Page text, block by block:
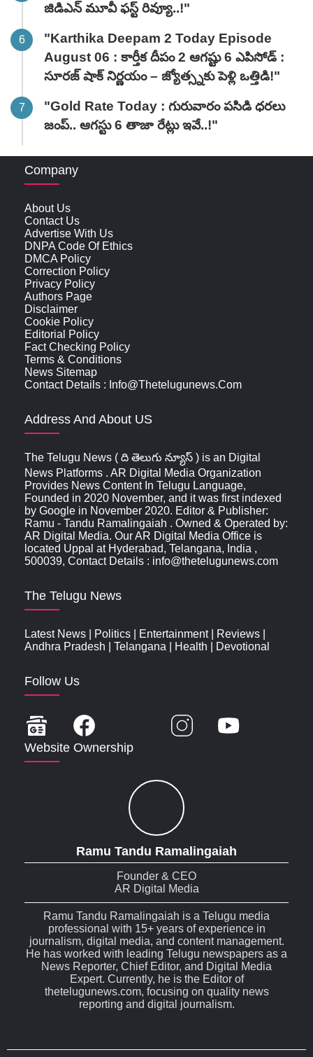
జిడిఎన్ మూవీ ఫ‌స్ట్ రివ్యూ..!"
"Karthika Deepam 2 Today Episode
August 06 : కార్తీక దీపం 2 ఆగష్టు 6 ఎపిసోడ్ :
సూరజ్ షాక్ నిర్ణయం – జ్యోత్స్నకు పెళ్లి ఒత్తిడి!"
"Gold Rate Today : గురువారం పసిడి ధరలు
జంప్.. ఆగస్టు 6 తాజా రేట్లు ఇవే..!"
Company
About Us
Contact Us
Advertise With Us
DNPA Code Of Ethics
DMCA Policy
Correction Policy
Privacy Policy
Authors Page
Disclaimer
Cookie Policy
Editorial Policy
Fact Checking Policy
Terms & Conditions
News Sitemap
Contact Details : Info@thetelugunews.com
Address And About US
The Telugu News ( ది తెలుగు న్యూస్‌ ) is an Digital
News Platforms . AR Digital Media Organization
Provides News Content In Telugu Language,
Founded in 2020 November, and it was first indexed
by Google in November 2020. Editor & Publisher:
Ramu - Tandu Ramalingaiah . Owned & Operated by:
AR Digital Media. Our AR Digital Media Office is
located Uppal at Hyderabad, Telangana, India ,
500039, Contact Details : info@thetelugunews.com
The Telugu News
Latest News Politics Entertainment| Reviews
Andhra Pradesh
Telangana Health Devotional
Follow Us
Website Ownership
Ramu Tandu Ramalingaiah
Founder & CEO
AR Digital Media
Ramu Tandu Ramalingaiah is a Telugu media
professional with 15+ years of experience in
journalism, digital media, and content management.
He has worked with leading Telugu newspapers as a
News Reporter, Chief Editor, and Digital Media
Expert. Currently, he is the Editor of
thetelugunews.com, focusing on quality news
reporting and digital journalism.